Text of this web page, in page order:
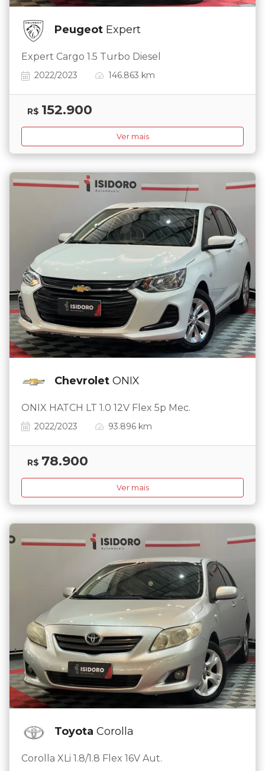
Peugeot Expert
Expert Cargo 1.5 Turbo Diesel
2022/2023 146.863 km
R$ 152.900
Ver mais
Chevrolet ONIX
ONIX HATCH LT 1.0 12V Flex 5p Mec.
2022/2023 93.896 km
R$ 78.900
Ver mais
Toyota Corolla
Corolla XLi 1.8/1.8 Flex 16V Aut.